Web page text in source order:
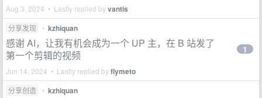
Aug 3, 2024 • Lastly replied byvantis
分享发现 • kzhiquan
感谢 AI，让我有机会成为一个 UP 主，在 B 站发了
第一个剪辑的视频
Jun 14, 2024 • Lastly replied byflymeto
1
分享创造 • kzhiquan